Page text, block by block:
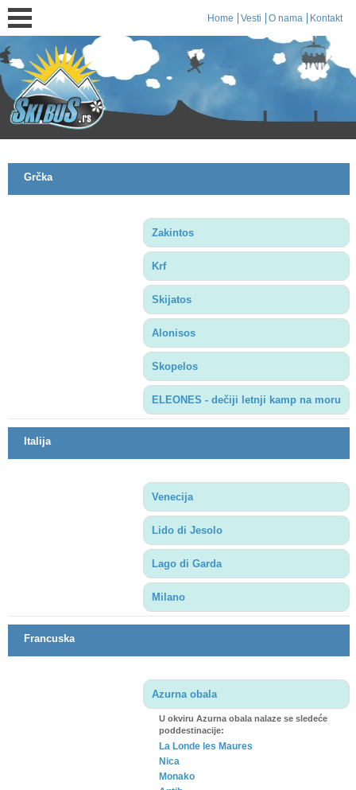
Home Vesti O nama Kontakt
Grčka
Zakintos
Krf
Skijatos
Alonisos
Skopelos
ELEONES - dečiji letnji kamp na moru
Italija
Venecija
Lido di Jesolo
Lago di Garda
Milano
Francuska
Azurna obala
U okviru Azurna obala nalaze se sledeće
poddestinacije:
La Londe les Maures
Nica
Monako